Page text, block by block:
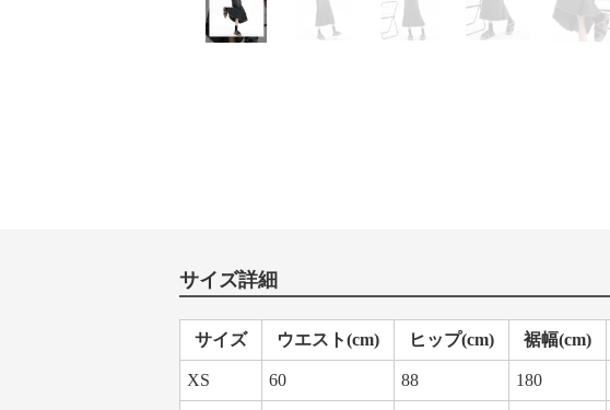
サイズ詳細
サイズ ウエスト(cm) ヒップ(cm) 裾幅(cm)
XS 60 88 180